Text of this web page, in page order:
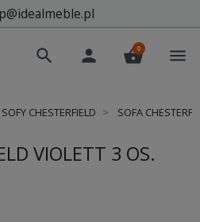
search person shopping_basket
0 menu
SOFY CHESTERFIELD SOFA
VIOLETT 3 OS.